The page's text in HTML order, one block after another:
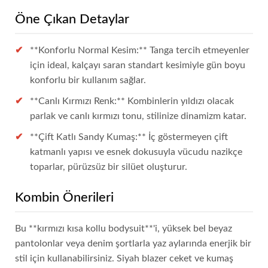
Öne Çıkan Detaylar
**Konforlu Normal Kesim:** Tanga tercih etmeyenler
için ideal, kalçayı saran standart kesimiyle gün boyu
konforlu bir kullanım sağlar.
**Canlı Kırmızı Renk:** Kombinlerin yıldızı olacak
parlak ve canlı kırmızı tonu, stilinize dinamizm katar.
**Çift Katlı Sandy Kumaş:** İç göstermeyen çift
katmanlı yapısı ve esnek dokusuyla vücudu nazikçe
toparlar, pürüzsüz bir silüet oluşturur.
Kombin Önerileri
Bu **kırmızı kısa kollu bodysuit**'i, yüksek bel beyaz
pantolonlar veya denim şortlarla yaz aylarında enerjik bir
stil için kullanabilirsiniz. Siyah blazer ceket ve kumaş